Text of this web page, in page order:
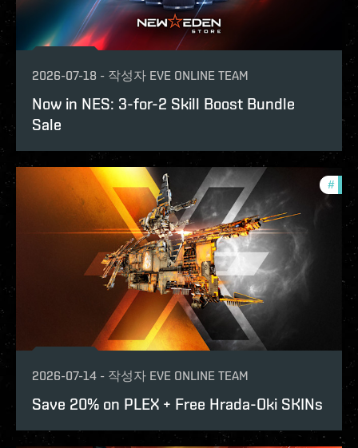
2026-07-18 - 작성자 EVE ONLINE TEAM
Now in NES: 3-for-2 Skill Boost Bundle
Sale
#
2026-07-14 - 작성자 EVE ONLINE TEAM
Save 20% on PLEX + Free Hrada-Oki SKINs